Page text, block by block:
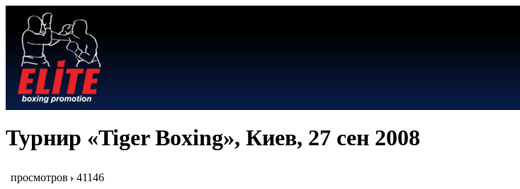
Турнир «Tiger Boxing», Киев, 27 cен 2008
просмотров 41146